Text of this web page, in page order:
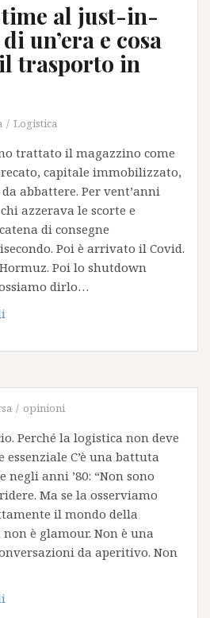
al just-in-
un’era e cosa
trasporto in
Logistica
trattato il magazzino come
capitale immobilizzato,
abbattere. Per vent’anni
azzerava le scorte e
di consegne
Poi è arrivato il Covid.
Poi lo shutdown
dirlo…
in-
al
just-
case:
la
fine
di
un’era
e
cosa
per
opinioni
Perché la logistica non deve
essenziale C’è una battuta
anni ’80: “Non sono
Ma se la osserviamo
il mondo della
è glamour. Non è una
da aperitivo. Non